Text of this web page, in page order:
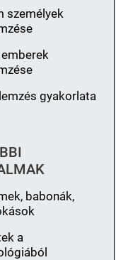
személyek
gyakorlata
babonák,
a